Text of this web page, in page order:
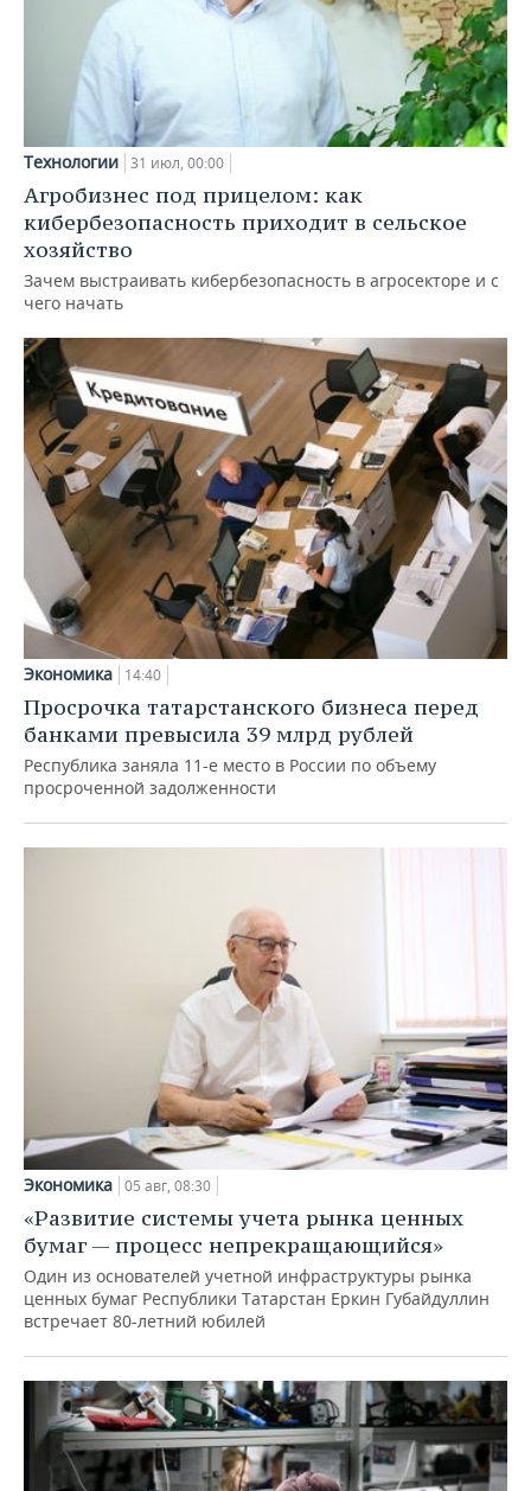
Технологии 31 июл, 00:00
Агробизнес под прицелом: как
кибербезопасность приходит в сельское
хозяйство
Зачем выстраивать кибербезопасность в агросекторе и с
чего начать
Экономика 14:40
Просрочка татарстанского бизнеса перед
банками превысила 39 млрд рублей
Республика заняла 11-е место в России по объему
просроченной задолженности
Экономика 05 авг, 08:30
«Развитие системы учета рынка ценных
бумаг — процесс непрекращающийся»
Один из основателей учетной инфраструктуры рынка
ценных бумаг Республики Татарстан Еркин Губайдуллин
встречает 80-летний юбилей